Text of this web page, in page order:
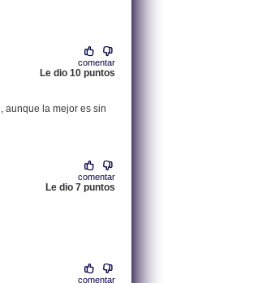
comentar
Le dio 10 puntos
aunque la mejor es sin
comentar
Le dio 7 puntos
comentar